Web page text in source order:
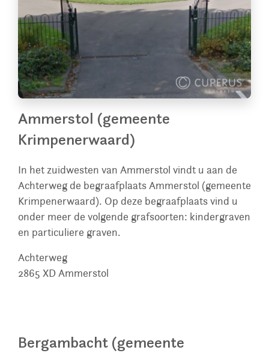
Ammerstol (gemeente
Krimpenerwaard)
In het zuidwesten van Ammerstol vindt u aan de
Achterweg de begraafplaats Ammerstol (gemeente
Krimpenerwaard). Op deze begraafplaats vind u
onder meer de volgende grafsoorten: kindergraven
en particuliere graven.
Achterweg
2865 XDAmmerstol
Bergambacht (gemeente